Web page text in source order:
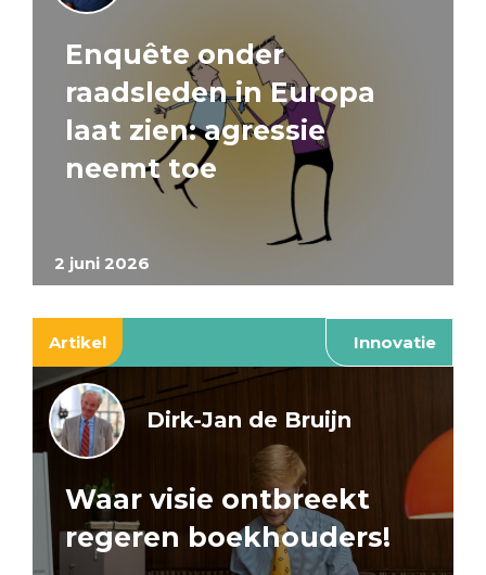
2 juni 2026
Enquête onder
raadsleden in Europa
laat zien: agressie
neemt toe
Artikel Innovatie
Dirk-Jan de Bruijn
Waar visie ontbreekt
regeren boekhouders!